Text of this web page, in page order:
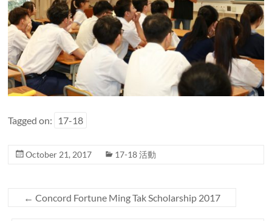
Tagged on: 17-18
October 21, 2017 17-18 活動
← Concord Fortune Ming Tak Scholarship 2017